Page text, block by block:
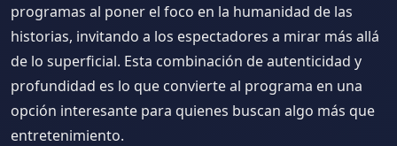
programas al poner el foco en la humanidad de las
historias, invitando a los espectadores a mirar más allá
de lo superficial. Esta combinación de autenticidad y
profundidad es lo que convierte al programa en una
opción interesante para quienes buscan algo más que
entretenimiento.